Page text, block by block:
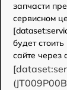
запчасти
сервисном
будет
сайте через